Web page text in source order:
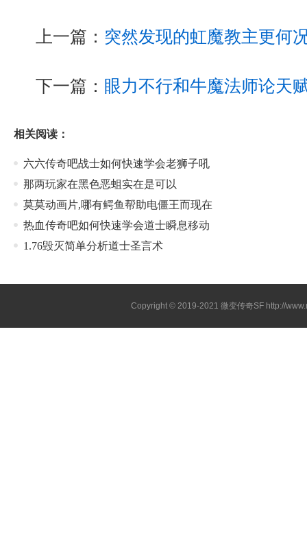
上一篇： 突然发现的虹魔教主更何
下一篇： 眼力不行和牛魔法师论天
相关阅读：
六六传奇吧战士如何快速学会老狮子吼
那两玩家在黑色恶蛆实在是可以
莫莫动画片,哪有鳄鱼帮助电僵王而现在
热血传奇吧如何快速学会道士瞬息移动
1.76毁灭简单分析道士圣言术
Copyright © 2019-2021 微变传奇SF http://